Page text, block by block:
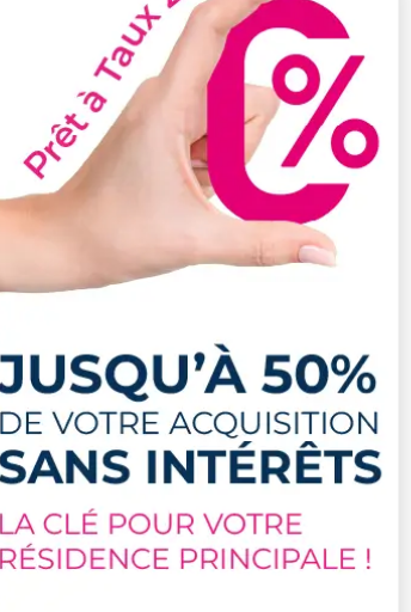
Mérignac
365 000
589 000 €
431 500 € 899 000 €